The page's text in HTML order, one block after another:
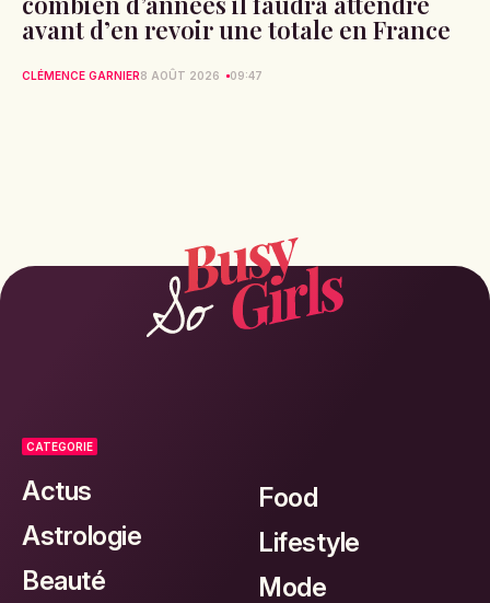
avant d’en revoir une totale en France
CLÉMENCE GARNIER8 AOÛT 2026 09:47
CATEGORIE
Actus
Astrologie
Beauté
Food
Lifestyle
Mode